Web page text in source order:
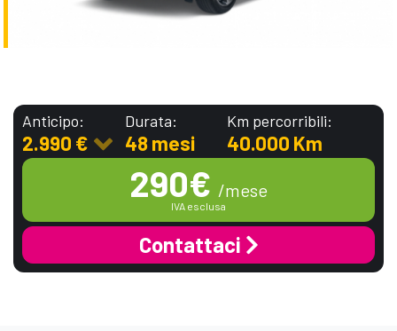
Anticipo:
2.990 €
Durata:
48 mesi
Km percorribili:
40.000 Km
290€ /mese
IVA esclusa
Contattaci